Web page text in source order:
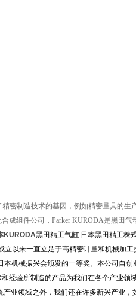
精密制造技术的基因，例如精密量具的生
成组件公司，Parker KURODA是黑田气
KURODA黑田精工气缸 日本黑田精工株
立以来一直立足于高精密计量和机械加
机械振兴会颁发的一等奖。本公司自创
经验所制造的产品为我们在各个产业领
业领域之外，我们还在许多新兴产业，